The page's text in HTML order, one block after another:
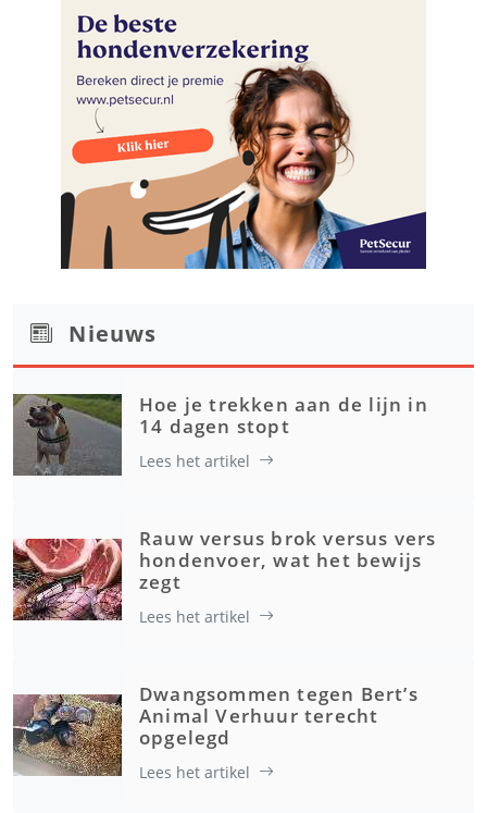
Nieuws
Hoe je trekken aan de lijn in
14 dagen stopt
Lees het artikel
Rauw versus brok versus vers
hondenvoer, wat het bewijs
zegt
Lees het artikel
Dwangsommen tegen Bert’s
Animal Verhuur terecht
opgelegd
Lees het artikel